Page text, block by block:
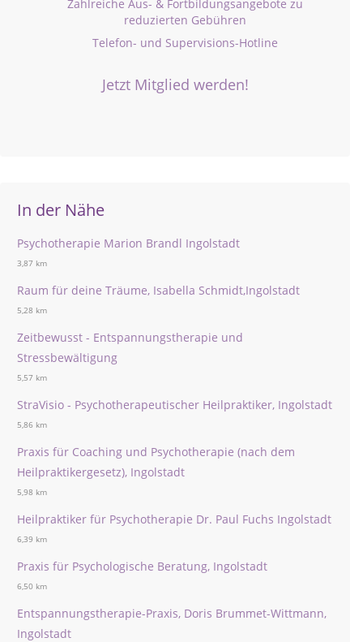
Zahlreiche Aus- & Fortbildungsangebote zu
reduzierten Gebühren
Telefon- und Supervisions-Hotline
Jetzt Mitglied werden!
In der Nähe
Psychotherapie Marion Brandl Ingolstadt
3,87 km
Raum für deine Träume, Isabella Schmidt,Ingolstadt
5,28 km
Zeitbewusst - Entspannungstherapie und
Stressbewältigung
5,57 km
StraVisio - Psychotherapeutischer Heilpraktiker, Ingolstadt
5,86 km
Praxis für Coaching und Psychotherapie (nach dem
Heilpraktikergesetz), Ingolstadt
5,98 km
Heilpraktiker für Psychotherapie Dr. Paul Fuchs Ingolstadt
6,39 km
Praxis für Psychologische Beratung, Ingolstadt
6,50 km
Entspannungstherapie-Praxis, Doris Brummet-Wittmann,
Ingolstadt